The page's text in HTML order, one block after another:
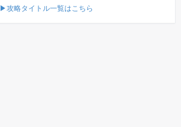
▶攻略タイトル一覧はこちら